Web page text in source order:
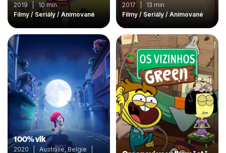
2019 | 10 min
Filmy / Seriály / Animované
2017 | 13 min
Filmy / Seriály / Animované
100% vlk
2020 | Austrálie, Belgie |